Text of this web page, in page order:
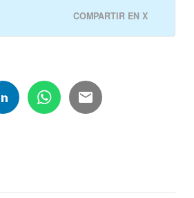
COMPARTIR EN X